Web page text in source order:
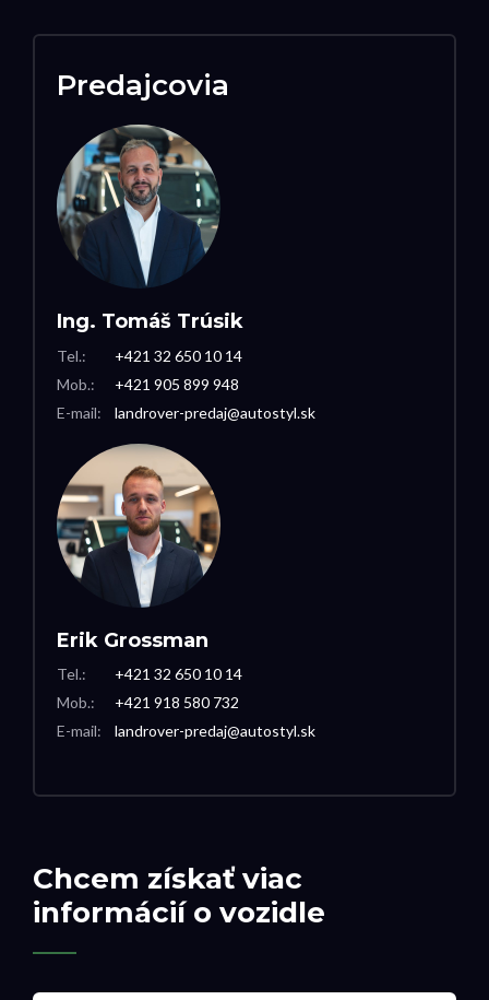
Chcem získať viac
informácií o vozidle
Predajcovia
Ing. Tomáš Trúsik
Tel.:
Mob.:
E-mail:
+421 32 650 10 14
+421 905 899 948
landrover-predaj@autostyl.sk
Erik Grossman
Tel.:
Mob.:
E-mail:
+421 32 650 10 14
+421 918 580 732
landrover-predaj@autostyl.sk